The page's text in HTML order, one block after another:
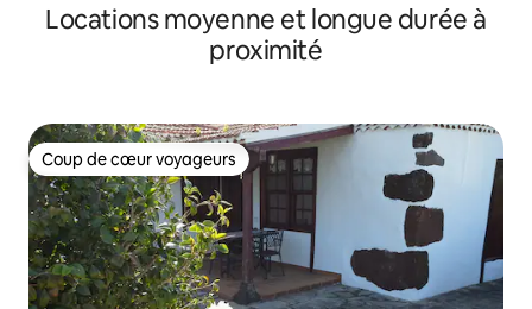
Locations moyenne et longue durée à
proximité
Coup de cœur voyageurs
Coup de cœur voyageurs